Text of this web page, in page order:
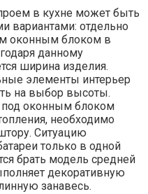
в кухне может быть
вариантами: отдельно
оконным блоком в
данному
ширина изделия.
элементы интерьер
на выбор высоты.
под оконным блоком
необходимо
Ситуацию
только в одной
брать модель средней
декоративную
занавесь.